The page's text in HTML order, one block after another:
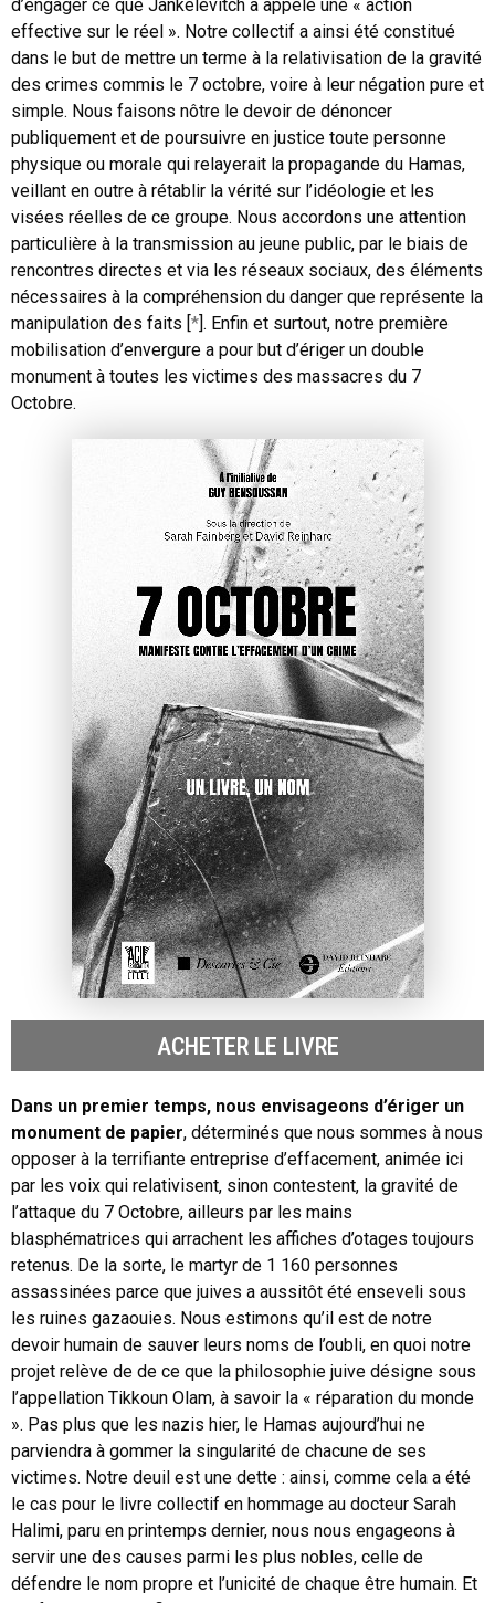
d’engager ce que Jankélévitch a appelé une « action
effective sur le réel ». Notre collectif a ainsi été constitué
dans le but de mettre un terme à la relativisation de la gravité
des crimes commis le 7 octobre, voire à leur négation pure et
simple. Nous faisons nôtre le devoir de dénoncer
publiquement et de poursuivre en justice toute personne
physique ou morale qui relayerait la propagande du Hamas,
veillant en outre à rétablir la vérité sur l’idéologie et les
visées réelles de ce groupe. Nous accordons une attention
particulière à la transmission au jeune public, par le biais de
rencontres directes et via les réseaux sociaux, des éléments
nécessaires à la compréhension du danger que représente la
manipulation des faits [*]. Enfin et surtout, notre première
mobilisation d’envergure a pour but d’ériger un double
monument à toutes les victimes des massacres du 7
Octobre.
ACHETER LE LIVRE
Dans un premier temps, nous envisageons d’ériger un
monument de papier, déterminés que nous sommes à nous
opposer à la terrifiante entreprise d’effacement, animée ici
par les voix qui relativisent, sinon contestent, la gravité de
l’attaque du 7 Octobre, ailleurs par les mains
blasphématrices qui arrachent les affiches d’otages toujours
retenus. De la sorte, le martyr de 1 160 personnes
assassinées parce que juives a aussitôt été enseveli sous
les ruines gazaouies. Nous estimons qu’il est de notre
devoir humain de sauver leurs noms de l’oubli, en quoi notre
projet relève de de ce que la philosophie juive désigne sous
l’appellation Tikkoun Olam, à savoir la « réparation du monde
». Pas plus que les nazis hier, le Hamas aujourd’hui ne
parviendra à gommer la singularité de chacune de ses
victimes. Notre deuil est une dette : ainsi, comme cela a été
le cas pour le livre collectif en hommage au docteur Sarah
Halimi, paru en printemps dernier, nous nous engageons à
servir une des causes parmi les plus nobles, celle de
défendre le nom propre et l’unicité de chaque être humain. Et